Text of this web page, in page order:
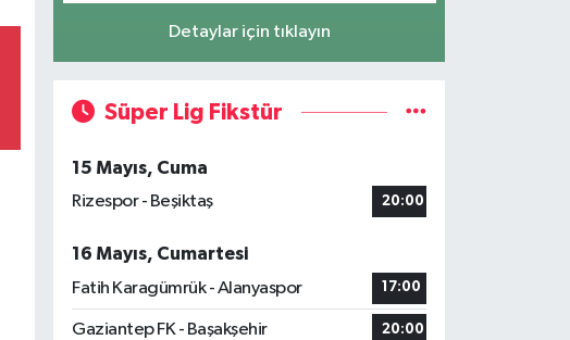
Detaylar için tıklayın
Süper Lig Fikstür
15 Mayıs, Cuma
Rizespor - Beşiktaş
20:00
16 Mayıs, Cumartesi
Fatih Karagümrük - Alanyaspor
17:00
Gaziantep FK - Başakşehir 20:00